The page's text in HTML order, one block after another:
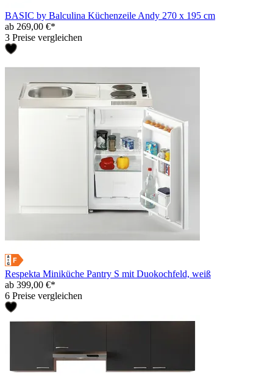
BASIC by Balculina Küchenzeile Andy 270 x 195 cm
ab 269,00 €*
3 Preise vergleichen
Respekta Miniküche Pantry S mit Duokochfeld, weiß
ab 399,00 €*
6 Preise vergleichen